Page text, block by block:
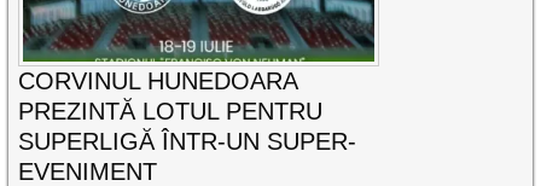
CORVINUL HUNEDOARA
PREZINTĂ LOTUL PENTRU
SUPERLIGĂ ÎNTR-UN SUPER-
EVENIMENT